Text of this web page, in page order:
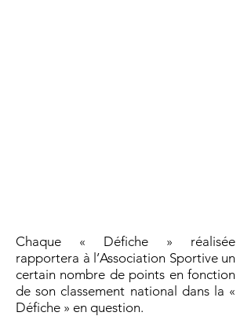
Chaque « Défiche » réalisée
rapportera à l’Association Sportive un
certain nombre de points en fonction
de son classement national dans la «
Défiche » en question.